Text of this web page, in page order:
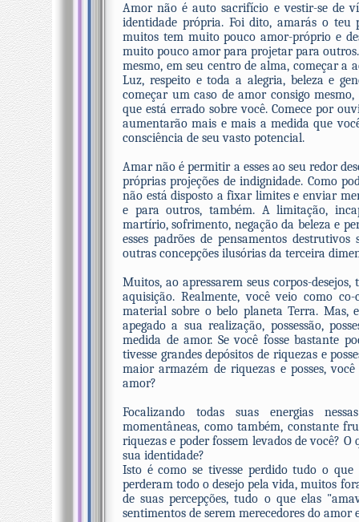
Amor não é auto sacrifício e vestir-se de
identidade própria. Foi dito, amarás o teu
muitos tem muito pouco amor-próprio e
muito pouco amor para projetar para
mesmo, em seu centro de alma, começar a
Luz, respeito e toda a alegria, beleza e
começar um caso de amor consigo
que está errado sobre você. Comece por
aumentarão mais e mais a medida que
consciência de seu vasto potencial.
Amar não é permitir a esses ao seu redor
próprias projeções de indignidade. Como
não está disposto a fixar limites e enviar
e para outros, também. A limitação,
martírio, sofrimento, negação da beleza e
esses padrões de pensamentos
outras concepções ilusórias da terceira
Muitos, ao apressarem seus corpos-
aquisição. Realmente, você veio como
material sobre o belo planeta Terra. Mas,
apegado a sua realização, possessão,
medida de amor. Se você fosse bastante
tivesse grandes depósitos de riquezas e
maior armazém de riquezas e posses,
amor?
Focalizando todas suas energias
momentâneas, como também, constante
riquezas e poder fossem levados de você? O
sua identidade?
Isto é como se tivesse perdido tudo o
perderam todo o desejo pela vida, muitos
de suas percepções, tudo o que elas
sentimentos de serem merecedores do amor